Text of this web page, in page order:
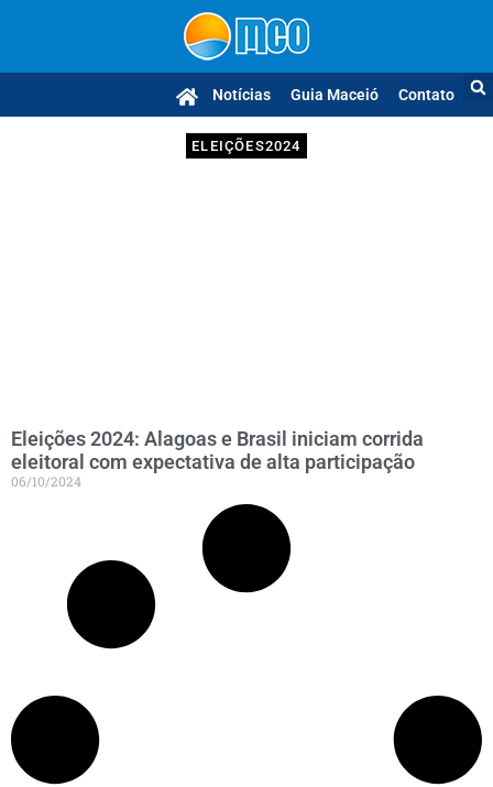
Notícias Guia Maceió Contato
ELEIÇÕES2024
Eleições 2024: Alagoas e Brasil iniciam corrida
eleitoral com expectativa de alta participação
06/10/2024